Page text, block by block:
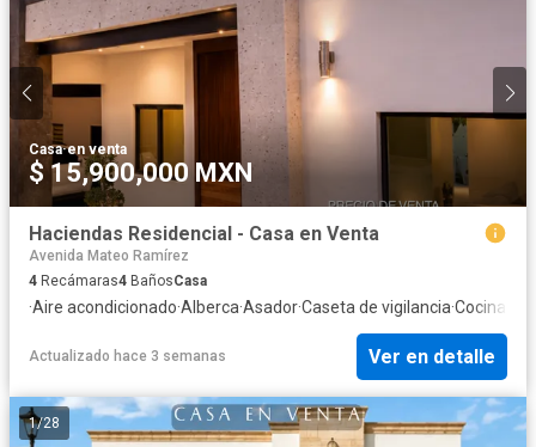
Casa·en venta
$ 15,900,000 MXN
Haciendas Residencial - Casa en Venta
Avenida Mateo Ramírez
4 Recámaras4 BañosCasa
·Aire acondicionado·Alberca·Asador·Caseta de vigilancia·Cocina
Actualizado hace 3 semanas Ver en detalle
1/28